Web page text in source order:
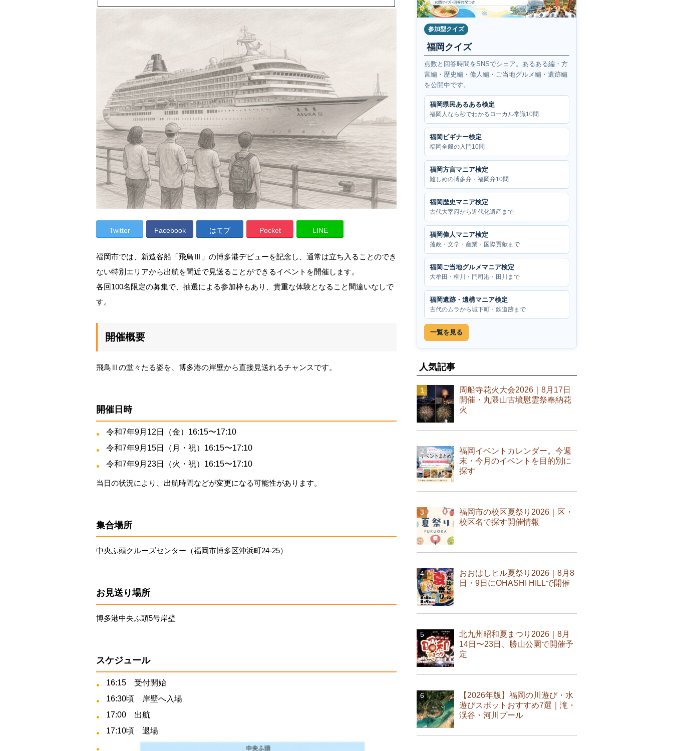
Twitter Facebook はてブ Pocket LINE
福岡市では、新造客船「飛鳥Ⅲ」の博多港デビューを記念し、通常は立ち入ることのでき
ない特別エリアから出航を間近で見送ることができるイベントを開催します。
各回100名限定の募集で、抽選による参加枠もあり、貴重な体験となること間違いなしで
す。
開催概要
飛鳥Ⅲの堂々たる姿を、博多港の岸壁から直接見送れるチャンスです。
開催日時
令和7年9月12日（金）16:15〜17:10
令和7年9月15日（月・祝）16:15〜17:10
令和7年9月23日（火・祝）16:15〜17:10
当日の状況により、出航時間などが変更になる可能性があります。
集合場所
中央ふ頭クルーズセンター（福岡市博多区沖浜町24-25）
お見送り場所
博多港中央ふ頭5号岸壁
スケジュール
16:15 受付開始
16:30頃 岸壁へ入場
17:00 出航
17:10頃 退場
参加型クイズ
福岡クイズ
点数と回答時間をSNSでシェア。あるある編・方
言編・歴史編・偉人編・ご当地グルメ編・遺跡編
を公開中です。
福岡県民あるある検定
福岡人なら秒でわかるローカル常識10問
福岡ビギナー検定
福岡全般の入門10問
福岡方言マニア検定
難しめの博多弁・福岡弁10問
福岡歴史マニア検定
古代大宰府から近代化遺産まで
福岡偉人マニア検定
藩政・文学・産業・国際貢献まで
福岡ご当地グルメマニア検定
大牟田・柳川・門司港・田川まで
福岡遺跡・遺構マニア検定
古代のムラから城下町・鉄道跡まで
一覧を見る
人気記事
周船寺花火大会2026｜8月17日
開催・丸隈山古墳慰霊祭奉納花
火
福岡イベントカレンダー。今週
末・今月のイベントを目的別に
探す
福岡市の校区夏祭り2026｜区・
校区名で探す開催情報
おおはしヒル夏祭り2026｜8月8
日・9日にOHASHI HILLで開催
北九州昭和夏まつり2026｜8月
14日〜23日、勝山公園で開催予
定
【2026年版】福岡の川遊び・水
遊びスポットおすすめ7選｜滝・
渓谷・河川プール